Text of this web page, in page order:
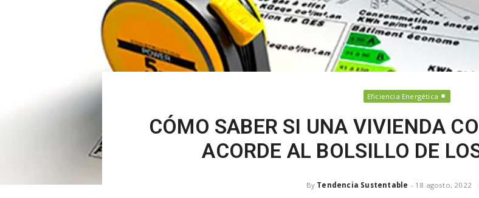
Eficiencia Energética
CÓMO SABER SI UNA VIVIENDA
ACORDE AL BOLSILLO DE
By Tendencia Sustentable - 18 agosto, 2022